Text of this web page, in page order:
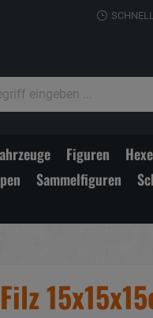
Figuren
Sammelfiguren